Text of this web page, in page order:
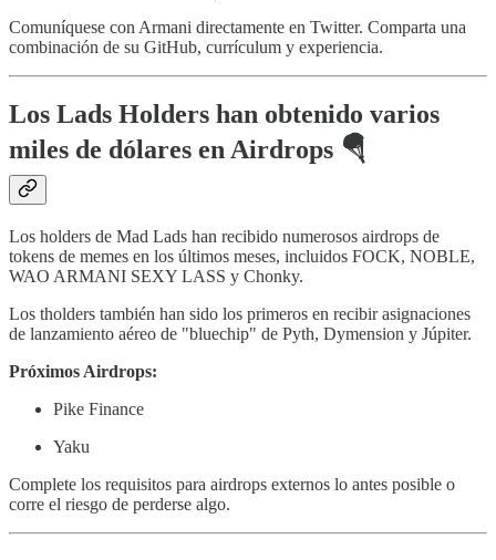
Comuníquese con Armani directamente en Twitter. Comparta una
combinación de su GitHub, currículum y experiencia.
Los Lads Holders han obtenido varios
miles de dólares en Airdrops 🪂
Los holders de Mad Lads han recibido numerosos airdrops de
tokens de memes en los últimos meses, incluidos FOCK, NOBLE,
WAO ARMANI SEXY LASS y Chonky.
Los tholders también han sido los primeros en recibir asignaciones
de lanzamiento aéreo de "bluechip" de Pyth, Dymension y Júpiter.
Próximos Airdrops:
Pike Finance
Yaku
Complete los requisitos para airdrops externos lo antes posible o
corre el riesgo de perderse algo.